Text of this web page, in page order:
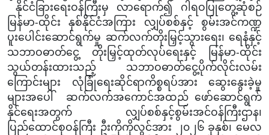
နိုင်ငံခြားရေးဝန်ကြီးမှ လာရောက်၍ ဂါရဝပြုတွေ့ဆုံစဉ်
မြန်မာ-ထိုင်း နှစ်နိုင်ငံအကြား လျှပ်စစ်နှင့် စွမ်းအင်ကဏ္ဍ
ပူးပေါင်းဆောင်ရွက်မှု ဆက်လက်တိုးမြှင့်သွားရေး၊ ရေနံနှင့်
သဘာဝဓာတ်ငွေ့ တိုးမြှင့်ထုတ်လုပ်ရေးနှင့် မြန်မာ-ထိုင်း
သွယ်တန်းထားသည့် သဘာဝဓာတ်ငွေ့ပိုက်လိုင်းလမ်း
ကြောင်းများ လုံခြုံရေးဆိုင်ရာကိစ္စရပ်အား ဆွေးနွေးခဲ့မှု
များအပေါ် ဆက်လက်အကောင်အထည် ဖော်ဆောင်ရွက်
နိုင်ရေးအတွက် လျှပ်စစ်နှင့်စွမ်းအင်ဝန်ကြီးဌာန၊
ပြည်ထောင်စုဝန်ကြီး ဦးကိုကိုလွင်အား ၂၀၂၆ ခုနှစ်၊ မေလ